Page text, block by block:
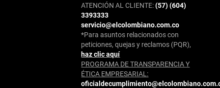
ATENCIÓN AL CLIENTE:(57) (604)
3393333
servicio@elcolombiano.com.co
*Para asuntos relacionados con
peticiones, quejas y reclamos (PQR),
haz clic aquí
PROGRAMA DE TRANSPARENCIA Y
ÉTICA EMPRESARIAL: